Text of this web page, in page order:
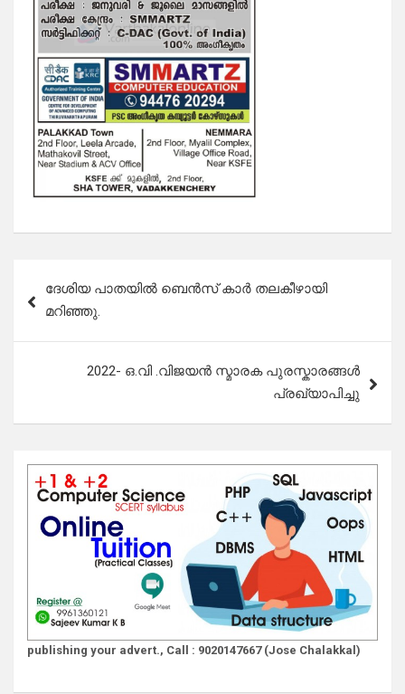
navigation
ദേശിയ പാതയിൽ ബെൻസ് കാർ തലകീഴായി
മറിഞ്ഞു.
2022- ഒ.വി .വിജയൻ സ്മാരക പുരസ്കാരങ്ങൾ
പ്രഖ്യാപിച്ചു
publishing your advert., Call : 9020147667 (Jose Chalakkal)